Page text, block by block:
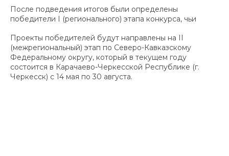
После подведения итогов были определены
победители I (регионального) этапа конкурса, чьи
Проекты победителей будут направлены на II
(межрегиональный) этап по Северо-Кавказскому
Федеральному округу, который в текущем году
состоится в Карачаево-Черкесской Республике (г.
Черкесск) с 14 мая по 30 августа.